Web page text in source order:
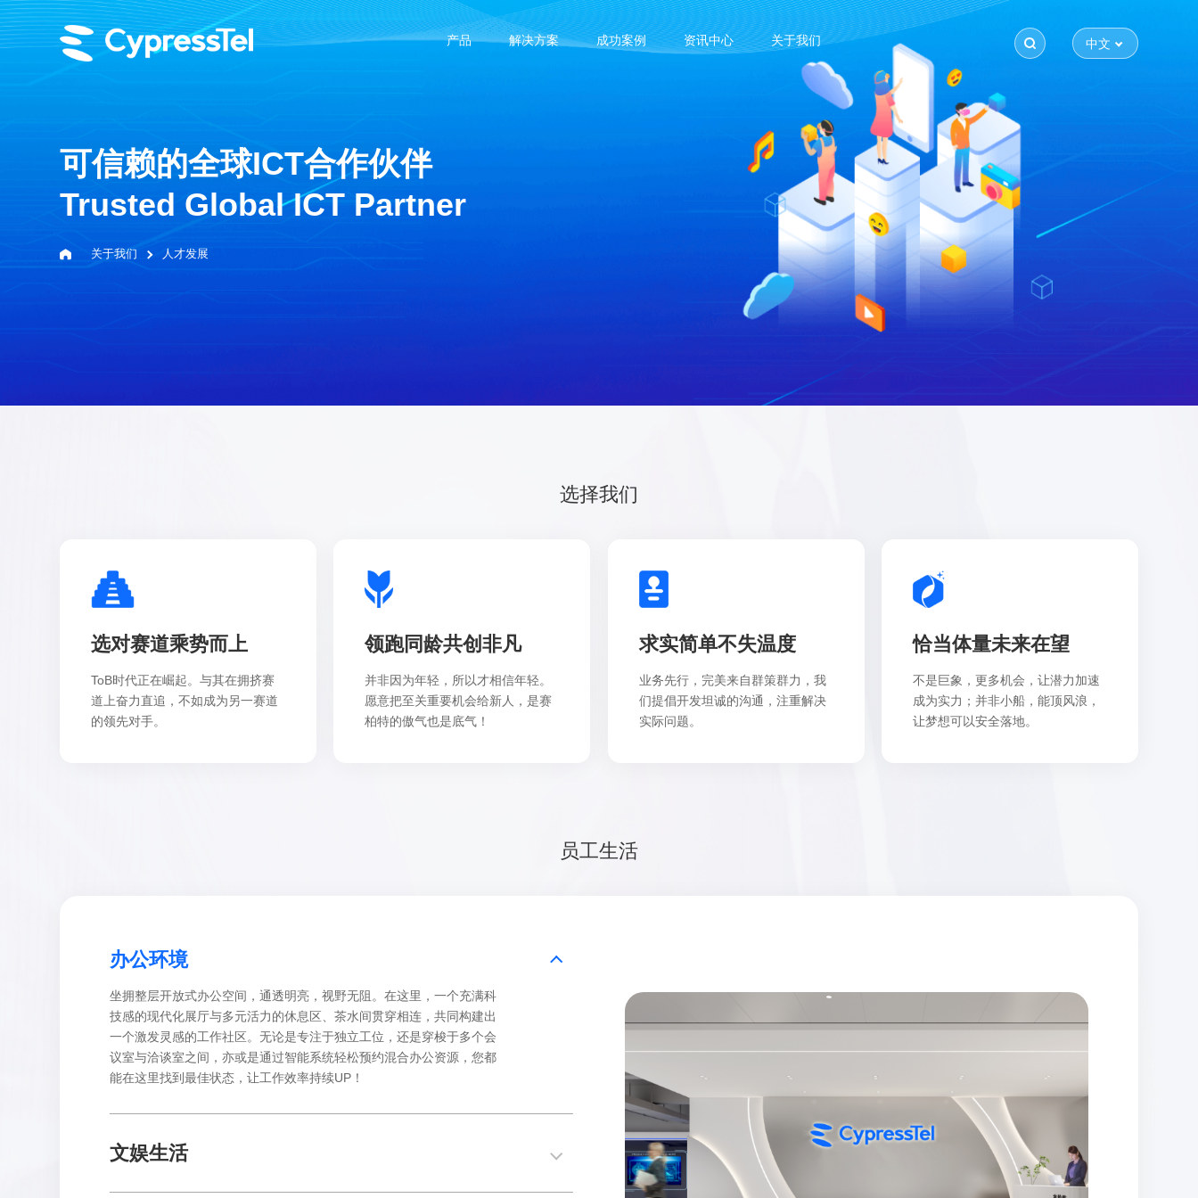
产品 解决方案 成功案例 资讯中心 关于我们 中文
可信赖的全球ICT合作伙伴
Trusted Global ICT Partner
关于我们 人才发展
选择我们
选对赛道乘势而上
ToB时代正在崛起。与其在拥挤赛
道上奋力直追，不如成为另一赛道
的领先对手。
领跑同龄共创非凡
并非因为年轻，所以才相信年轻。
愿意把至关重要机会给新人，是赛
柏特的傲气也是底气！
求实简单不失温度
业务先行，完美来自群策群力，我
们提倡开发坦诚的沟通，注重解决
实际问题。
恰当体量未来在望
不是巨象，更多机会，让潜力加速
成为实力；并非小船，能顶风浪，
让梦想可以安全落地。
员工生活
办公环境
坐拥整层开放式办公空间，通透明亮，视野无阻。在这里，一个充满科
技感的现代化展厅与多元活力的休息区、茶水间贯穿相连，共同构建出
一个激发灵感的工作社区。无论是专注于独立工位，还是穿梭于多个会
议室与洽谈室之间，亦或是通过智能系统轻松预约混合办公资源，您都
能在这里找到最佳状态，让工作效率持续UP！
文娱生活